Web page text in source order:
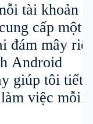
tài khoản
cấp một
đám mây
Android
giúp tôi tiết
việc mỗi